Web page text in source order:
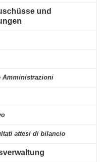
und
Amministrazioni
attesi di bilancio